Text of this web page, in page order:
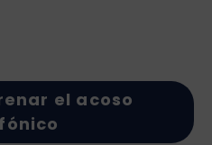
el acoso